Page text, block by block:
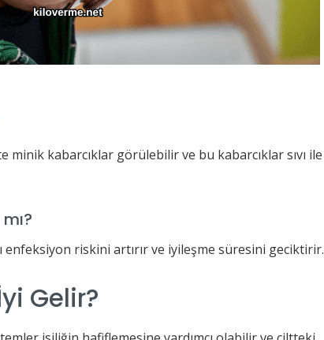
kabarcıklar görülebilir ve bu kabarcıklar sıvı ile
enfeksiyon riskini artırır ve iyileşme süresini geciktirir.
Gelir?